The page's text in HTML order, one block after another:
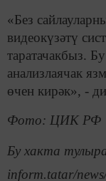
«Без
видеокүзәтү
таратачакбыз.
анализлаячак
өчен кирәк», -
Фото: ЦИК РФ
Бу хакта
inform.tatar/